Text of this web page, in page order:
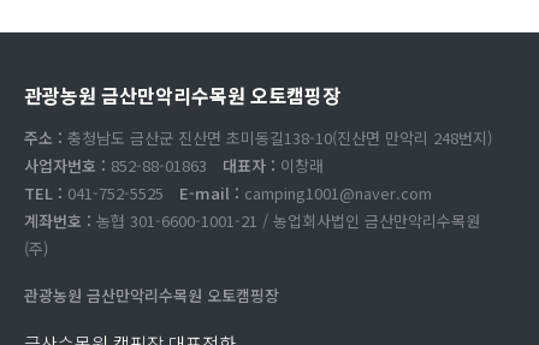
관광농원 금산만악리수목원 오토캠핑장
주소 : 충청남도 금산군 진산면 초미동길138-10(진산면 만악리 248번지)
사업자번호 : 852-88-01863 대표자 : 이창래
TEL : 041-752-5525 E-mail : camping1001@naver.com
계좌번호 : 농협 301-6600-1001-21 / 농업회사법인 금산만악리수목원
(주)
관광농원 금산만악리수목원 오토캠핑장